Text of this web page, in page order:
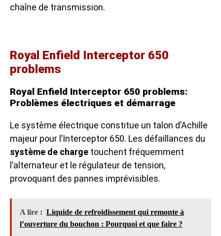
chaîne de transmission.
Royal Enfield Interceptor 650
problems
Royal Enfield Interceptor 650 problems:
Problèmes électriques et démarrage
Le système électrique constitue un talon d’Achille
majeur pour l’Interceptor 650. Les défaillances du
système de charge touchent fréquemment
l’alternateur et le régulateur de tension,
provoquant des pannes imprévisibles.
A lire : Liquide de refroidissement qui remonte à
l’ouverture du bouchon : Pourquoi et que faire ?